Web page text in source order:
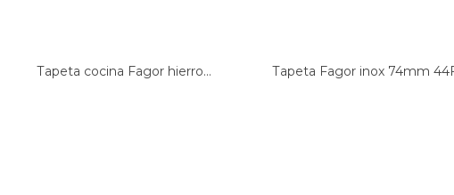
Tapeta cocina Fagor hierro... Tapeta Fagor inox 74mm